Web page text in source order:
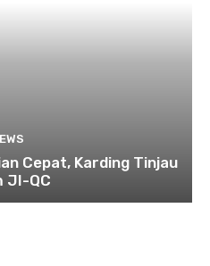
Cepat, Karding Tinjau
JI-QC